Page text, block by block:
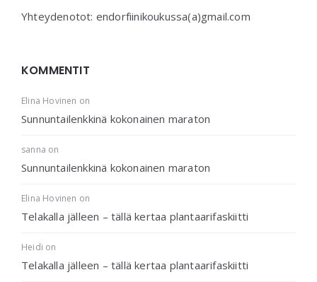
Yhteydenotot: endorfiinikoukussa(a)gmail.com
KOMMENTIT
Elina Hovinen on
Sunnuntailenkkinä kokonainen maraton
sanna on
Sunnuntailenkkinä kokonainen maraton
Elina Hovinen on
Telakalla jälleen – tällä kertaa plantaarifaskiitti
Heidi on
Telakalla jälleen – tällä kertaa plantaarifaskiitti